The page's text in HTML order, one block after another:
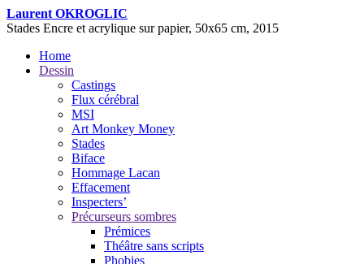
Laurent OKROGLIC
Stades Encre et acrylique sur papier, 50x65 cm, 2015
Home
Dessin
Castings
Flux cérébral
MSI
Art Monkey Money
Stades
Biface
Hommage Lacan
Effacement
Inspecters’
Précurseurs sombres
Prémices
Théâtre sans scripts
Phobies